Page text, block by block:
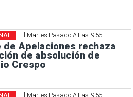
El Martes Pasado A Las 9:55
de Apelaciones rechaza
de absolución de
Crespo
El Martes Pasado A Las 9:55